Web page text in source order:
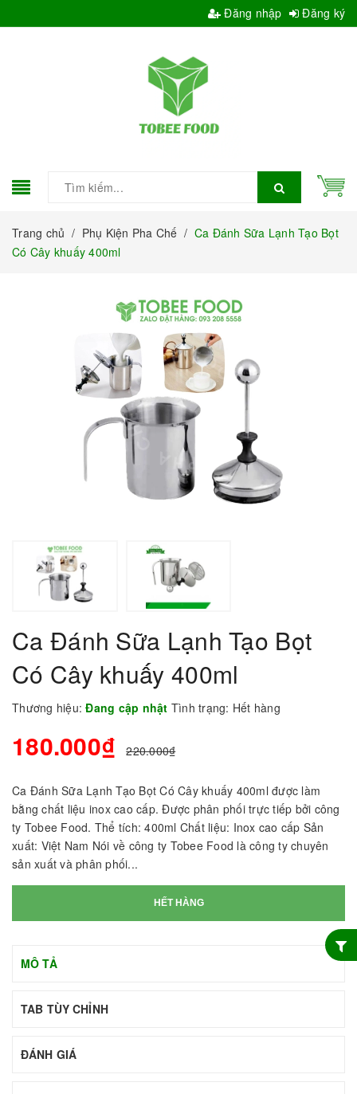
Đăng nhập Đăng ký
Trang chủ / Phụ Kiện Pha Chế / Ca Đánh Sữa Lạnh Tạo Bọt
Có Cây khuấy 400ml
Ca Đánh Sữa Lạnh Tạo Bọt
Có Cây khuấy 400ml
Thương hiệu: Đang cập nhật Tình trạng: Hết hàng
180.000₫ 220.000₫
Ca Đánh Sữa Lạnh Tạo Bọt Có Cây khuấy 400ml được làm
bằng chất liệu inox cao cấp. Được phân phối trực tiếp bởi công
ty Tobee Food. Thể tích: 400ml Chất liệu: Inox cao cấp Sản
xuất: Việt Nam Nói về công ty Tobee Food là công ty chuyên
sản xuất và phân phối...
HẾT HÀNG
MÔ TẢ
TAB TÙY CHỈNH
ĐÁNH GIÁ